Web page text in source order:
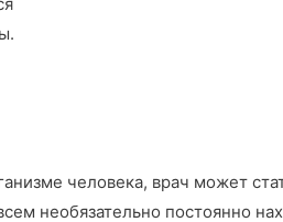
человека, врач может
необязательно постоянно